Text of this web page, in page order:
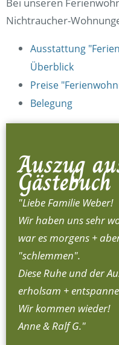
Nichtraucher-
Ausstattung
Überblick
Preise
Belegung
Auszug
Gästebuch
"Liebe Familie Weber!
Wir haben uns sehr
war es morgens +
"schlemmen".
Diese Ruhe und der
erholsam +
Wir kommen wieder!
Anne & Ralf G."